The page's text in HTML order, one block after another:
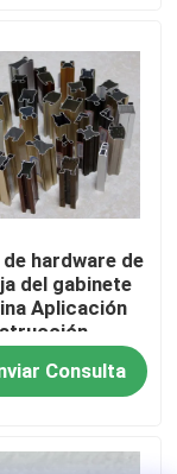
y las puertas
hardware de
del gabinete
Aplicación
Consulta